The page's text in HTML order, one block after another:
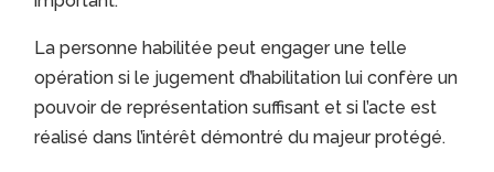
La personne habilitée peut engager une telle
opération si le jugement d’habilitation lui confère un
pouvoir de représentation suffisant et si l’acte est
réalisé dans l’intérêt démontré du majeur protégé.